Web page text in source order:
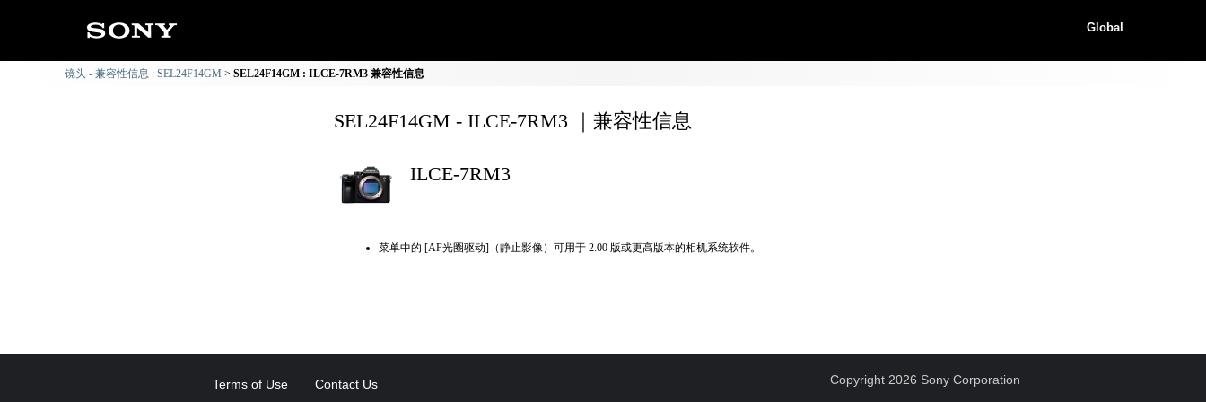
Global
镜头 - 兼容性信息 : SEL24F14GM SEL24F14GM : ILCE-7RM3 兼容性信息
SEL24F14GM - ILCE-7RM3 ｜兼容性信息
ILCE-7RM3
菜单中的 [AF光圈驱动]（静止影像）可用于 2.00 版或更高版本的相机系统软件。
Terms of Use Contact Us Copyright 2026 Sony Corporation